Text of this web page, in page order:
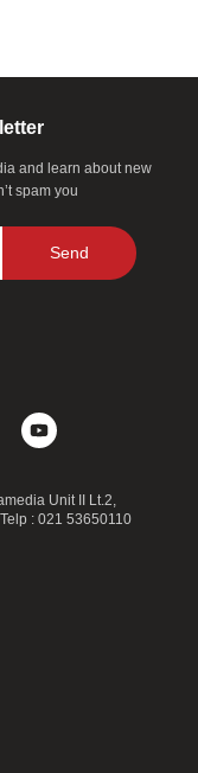
and learn about new
spam you
Send
Unit II Lt.2,
: 021 53650110